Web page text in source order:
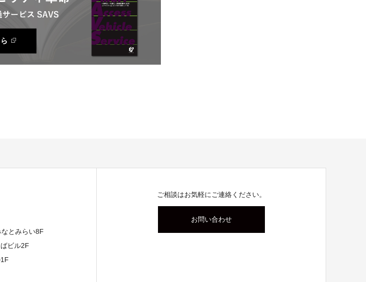
とみらい8F
ビル2F
ご相談はお気軽にご連絡ください。
お問い合わせ